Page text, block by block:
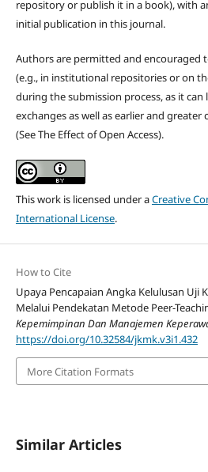
repository or publish it in a book), with
initial publication in this journal.
Authors are permitted and encouraged
(e.g., in institutional repositories or on
during the submission process, as it
exchanges as well as earlier and
(See The Effect of Open Access).
This work is licensed under aCreative
International License.
How to Cite
Upaya Pencapaian Angka Kelulusan Uji
Melalui Pendekatan Metode Peer-
Kepemimpinan Dan Manajemen
https://doi.org/10.32584/jkmk.v3i1.432
More Citation Formats
Similar Articles